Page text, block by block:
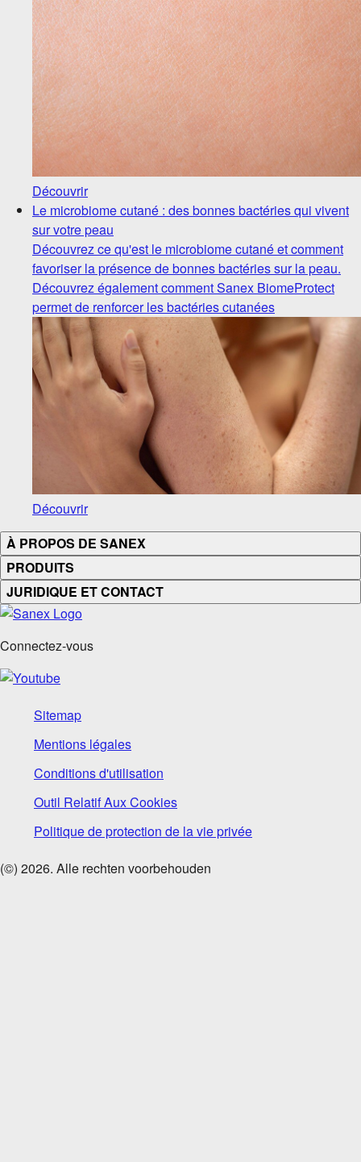
Découvrir
Le microbiome cutané : des bonnes bactéries qui vivent
sur votre peau
Découvrez ce qu'est le microbiome cutané et comment
favoriser la présence de bonnes bactéries sur la peau.
Découvrez également comment Sanex BiomeProtect
permet de renforcer les bactéries cutanées
Découvrir
À PROPOS DE SANEX
PRODUITS
JURIDIQUE ET CONTACT
Connectez-vous
Sitemap
Mentions légales
Conditions d'utilisation
Outil Relatif Aux Cookies
Politique de protection de la vie privée
(©) 2026. Alle rechten voorbehouden